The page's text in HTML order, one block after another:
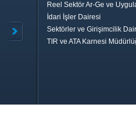
Reel Sektör Ar-Ge ve
İdari İşler Dairesi
Sektörler ve Girişimcilik
TIR ve ATA Karnesi